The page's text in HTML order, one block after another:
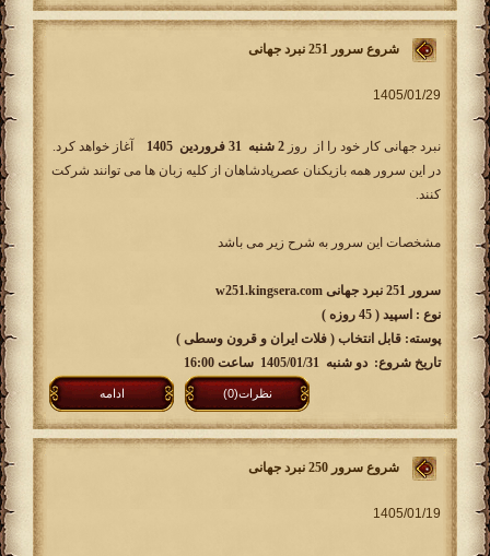
شروع سرور 251 نبرد جهانی
نبرد جهانی کار خود را از روز 2 شنبه 31 فروردین 1405
آغاز خواهد کرد.
در این سرور همه بازیکنان عصرپادشاهان از کلیه زبان ها می توانند شرکت
کنند.
مشخصات این سرور به شرح زیر می باشد
سرور 251 نبرد جهانی w251.kingsera.com
نوع : اسپید ( 45 روزه )
پوسته: قابل انتخاب ( فلات ایران و قرون وسطی )
تاریخ شروع: دو شنبه 1405/01/31 ساعت 16:00
ادامه نظرات(0)
شروع سرور 250 نبرد جهانی